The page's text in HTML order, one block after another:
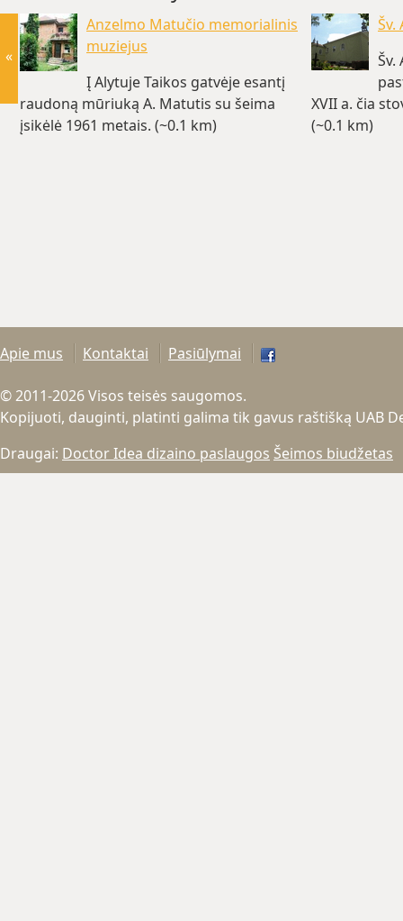
Anzelmo Matučio memorialinis
muziejus
Į Alytuje Taikos gatvėje esantį
raudoną mūriuką A. Matutis su šeima
įsikėlė 1961 metais. (~0.1 km)
Šv.
Šv.
XVII a. čia
(~0.1 km)
«
Apie mus Kontaktai Pasiūlymai
© 2011-2026 Visos teisės saugomos.
Kopijuoti, dauginti, platinti galima tik gavus raštišką UAB
Draugai: Doctor Idea dizaino paslaugos Šeimos biudžetas